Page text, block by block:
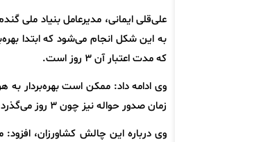
علی‌قلی ایمانی، مدیرعامل بنیاد ملی
به این شکل انجام می‌شود که ابتدا
که مدت اعتبار آن ۳ روز است.
وی ادامه داد: ممکن است بهره‌بردار به
زمان صدور حواله نیز چون ۳ روز می‌گذرد، این حواله باطل شده و باید از نو ثبت درخواست شود.
وی درباره این چالش کشاورزان،